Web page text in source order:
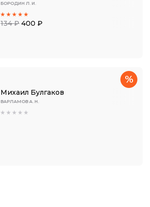
БОРОДИН Л. И.
134 ₽ 400 ₽
Михаил Булгаков
ВАРЛАМОВ А. Н.
%